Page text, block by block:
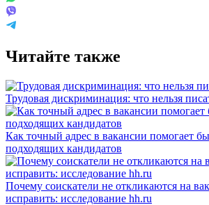
Читайте также
Трудовая дискриминация: что нельзя
Как точный адрес в вакансии помогает
подходящих кандидатов
Почему соискатели не откликаются на
исправить: исследование hh.ru